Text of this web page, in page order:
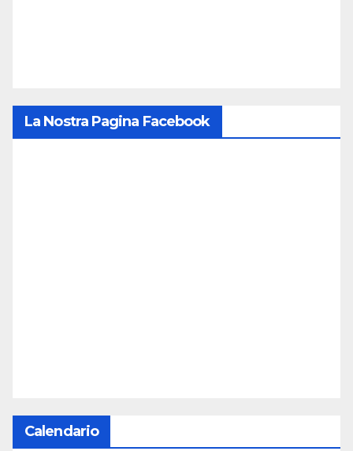
La Nostra Pagina Facebook
Calendario